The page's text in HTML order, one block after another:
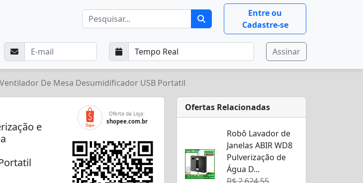
Entre ou
Cadastre-se
Assinar
De Mesa Desumidificador USB Portatil
e
Oferta da Loja:
shopee.com.br
Ofertas Relacionadas
Robô Lavador de
Janelas ABIR WD8
Pulverização de
Água D...